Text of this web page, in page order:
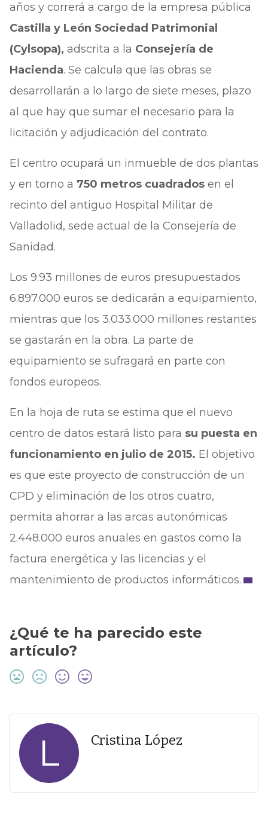
años y correrá a cargo de la empresa pública
Castilla y León Sociedad Patrimonial
(Cylsopa), adscrita a la Consejería de
Hacienda. Se calcula que las obras se
desarrollarán a lo largo de siete meses, plazo
al que hay que sumar el necesario para la
licitación y adjudicación del contrato.
El centro ocupará un inmueble de dos plantas
y en torno a 750 metros cuadrados en el
recinto del antiguo Hospital Militar de
Valladolid, sede actual de la Consejería de
Sanidad.
Los 9.93 millones de euros presupuestados
6.897.000 euros se dedicarán a equipamiento,
mientras que los 3.033.000 millones restantes
se gastarán en la obra. La parte de
equipamiento se sufragará en parte con
fondos europeos.
En la hoja de ruta se estima que el nuevo
centro de datos estará listo para su puesta en
funcionamiento en julio de 2015. El objetivo
es que este proyecto de construcción de un
CPD y eliminación de los otros cuatro,
permita ahorrar a las arcas autonómicas
2.448.000 euros anuales en gastos como la
factura energética y las licencias y el
mantenimiento de productos informáticos.
¿Qué te ha parecido este
artículo?
L Cristina López